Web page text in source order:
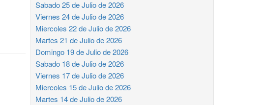
Sabado 25 de Julio de 2026
Viernes 24 de Julio de 2026
Miercoles 22 de Julio de 2026
Martes 21 de Julio de 2026
Domingo 19 de Julio de 2026
Sabado 18 de Julio de 2026
Viernes 17 de Julio de 2026
Miercoles 15 de Julio de 2026
Martes 14 de Julio de 2026